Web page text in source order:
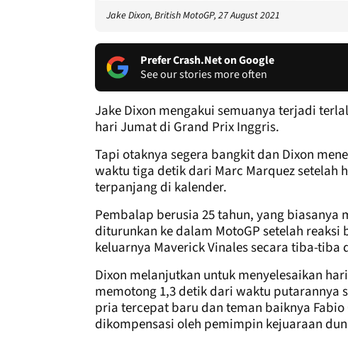
Jake Dixon, British MotoGP, 27 August 2021
Prefer Crash.Net on Google
See our stories more often
Jake Dixon mengakui semuanya terjadi
hari Jumat di Grand Prix Inggris.
Tapi otaknya segera bangkit dan Dixon
waktu tiga detik dari Marc Marquez setelah
terpanjang di kalender.
Pembalap berusia 25 tahun, yang
diturunkan ke dalam MotoGP setelah
keluarnya Maverick Vinales secara tiba-tiba
Dixon melanjutkan untuk menyelesaikan
memotong 1,3 detik dari waktu putarannya
pria tercepat baru dan teman baiknya
dikompensasi oleh pemimpin kejuaraan